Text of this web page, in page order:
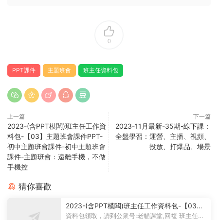
0
PPT課件 主題班會 班主任資料包
上一篇
2023-(含PPT模闆)班主任工作資
料包-【03】主題班會課件PPT-
初中主題班會課件-初中主題班會
課件-主題班會：遠離手機，不做
手機控
下一篇
2023-11月最新-35期-線下課：
全盤學習：運營、主播、視頻、
投放、打爆品、場景
猜你喜歡
2023-(含PPT模闆)班主任工作資料包-【03】
主題班會課件PPT-初中主題班會課件-學習雷鋒
資料包領取，請到公衆号:老貓課堂,回複 班主任。